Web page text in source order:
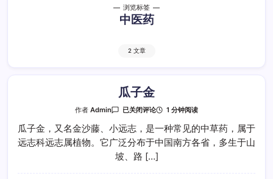
浏览标签
中医药
2 文章
瓜子金
作者Admin
瓜
金
已关闭评论 1 分钟阅读
瓜子金，又名金沙藤、小远志，是一种常见的中草药，属于
远志科远志属植物。它广泛分布于中国南方各省，多生于山
坡、路 […]